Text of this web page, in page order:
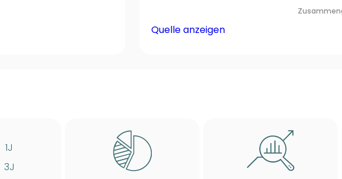
Quelle anzeigen
1J
3J